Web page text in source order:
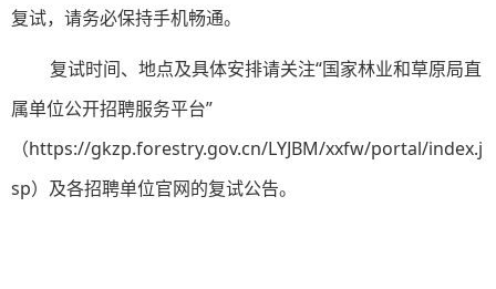
复试，请务必保持手机畅通。
复试时间、地点及具体安排请关注“国家林业和草原局直
属单位公开招聘服务平台”
（https://gkzp.forestry.gov.cn/LYJBM/xxfw/portal/index.j
sp）及各招聘单位官网的复试公告。